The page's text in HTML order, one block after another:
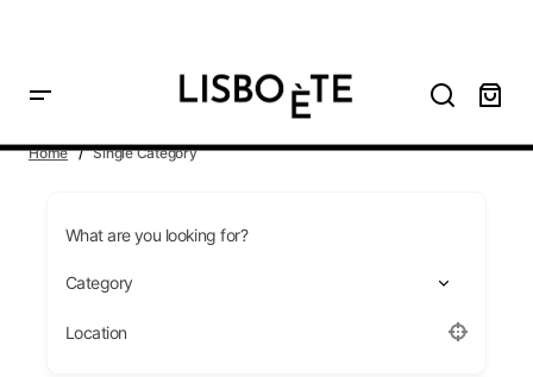
Home Single Category
What are you looking for?
Location